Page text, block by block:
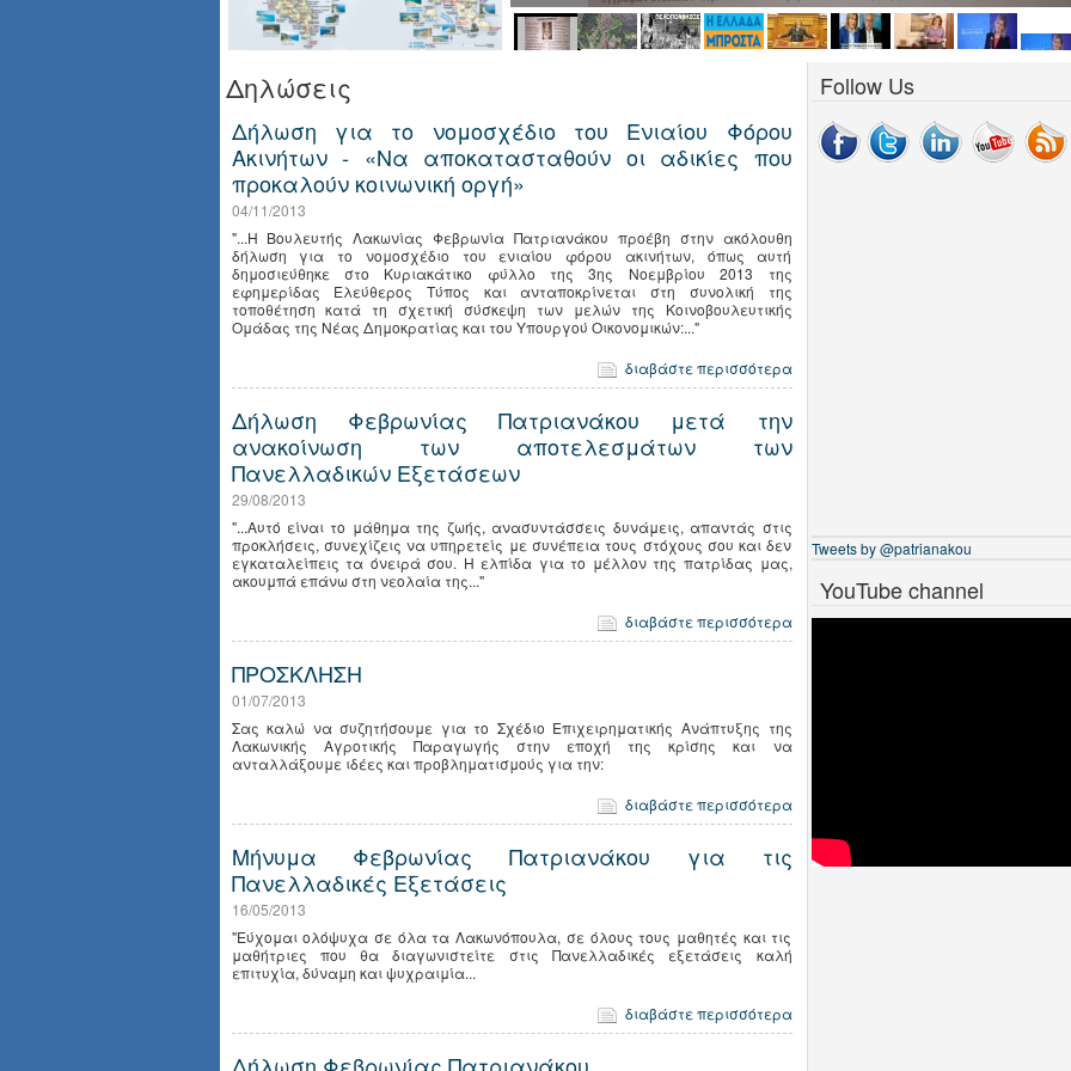
Δηλώσεις
Δήλωση για το νομοσχέδιο του Ενιαίου Φόρου
Ακινήτων - «Να αποκατασταθούν οι αδικίες που
προκαλούν κοινωνική οργή»
04/11/2013
"...Η Βουλευτής Λακωνίας Φεβρωνία Πατριανάκου προέβη στην ακόλουθη
δήλωση για το νομοσχέδιο του ενιαίου φόρου ακινήτων, όπως αυτή
δημοσιεύθηκε στο Κυριακάτικο φύλλο της 3ης Νοεμβρίου 2013 της
εφημερίδας Ελεύθερος Τύπος και ανταποκρίνεται στη συνολική της
τοποθέτηση κατά τη σχετική σύσκεψη των μελών της Κοινοβουλευτικής
Ομάδας της Νέας Δημοκρατίας και του Υπουργού Οικονομικών:..."
διαβάστε περισσότερα
Δήλωση Φεβρωνίας Πατριανάκου μετά την
ανακοίνωση των αποτελεσμάτων των
Πανελλαδικών Εξετάσεων
29/08/2013
"...Αυτό είναι το μάθημα της ζωής, ανασυντάσσεις δυνάμεις, απαντάς στις
προκλήσεις, συνεχίζεις να υπηρετείς με συνέπεια τους στόχους σου και δεν
εγκαταλείπεις τα όνειρά σου. Η ελπίδα για το μέλλον της πατρίδας μας,
ακουμπά επάνω στη νεολαία της..."
διαβάστε περισσότερα
ΠΡΟΣΚΛΗΣΗ
01/07/2013
Σας καλώ να συζητήσουμε για το Σχέδιο Επιχειρηματικής Ανάπτυξης της
Λακωνικής Αγροτικής Παραγωγής στην εποχή της κρίσης και να
ανταλλάξουμε ιδέες και προβληματισμούς για την:
διαβάστε περισσότερα
Μήνυμα Φεβρωνίας Πατριανάκου για τις
Πανελλαδικές Εξετάσεις
16/05/2013
"Εύχομαι ολόψυχα σε όλα τα Λακωνόπουλα, σε όλους τους μαθητές και τις
μαθήτριες που θα διαγωνιστείτε στις Πανελλαδικές εξετάσεις καλή
επιτυχία, δύναμη και ψυχραιμία...
διαβάστε περισσότερα
Follow Us
Tweets by @patrianakou
YouTube channel